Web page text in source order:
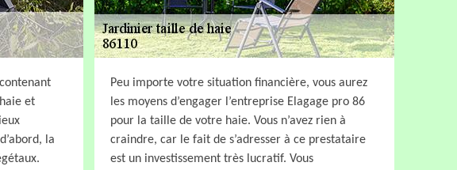
et
la
Peu importe votre situation financière, vous aurez
les moyens d’engager l’entreprise Elagage pro 86
pour la taille de votre haie. Vous n’avez rien à
craindre, car le fait de s’adresser à ce prestataire
est un investissement très lucratif. Vous